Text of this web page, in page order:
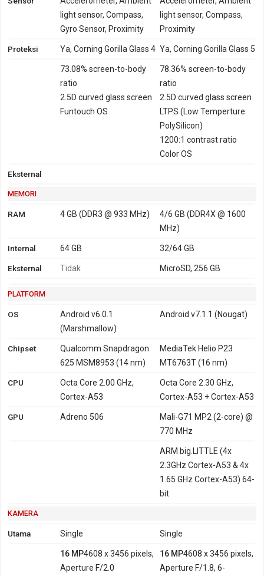
Kamera depan:2 Lensa (20 MP, Aperture F2.0, 1080p@30fps,
5-element lens, Sony IMX376 Exmor RS, pixel size 1.0 um,
sensor size 1/2.78 inch, HDR 8 MP, MP, )
Kamera utama: 1 Lensa (16 MP)
2160p@30fps
1 Lensa (20 MP, Aperture F/2.0,
1080p@30fps, sensor size 1/2.8 inch, 5-element lens, Face
Kapasitas baterai kedua perangkat berbeda, dengan rincian
sebagai berikut:
charging
: Li-ion 3200 mAh, tidak mendukung fast
charging.
Oppo F5
dipelajari melalui tabel perbandingan di bawah.
light sensor, Compass,
Gyro Sensor, Proximity
light sensor, Compass,
Proximity
Proteksi Ya, Corning Gorilla Glass 4 Ya, Corning Gorilla Glass 5
73.08% screen-to-body
ratio
2.5D curved glass screen
Funtouch OS
78.36% screen-to-body
ratio
2.5D curved glass screen
LTPS (Low Temperture
PolySilicon)
1200:1 contrast ratio
Color OS
Eksternal
MEMORI
RAM 4 GB (DDR3 @ 933 MHz)
4/6 GB (DDR4X @ 1600
MHz)
Internal 64 GB 32/64 GB
Eksternal Tidak MicroSD, 256 GB
PLATFORM
OS
Android v6.0.1
(Marshmallow)
Android v7.1.1 (Nougat)
Chipset
Qualcomm Snapdragon
625 MSM8953 (14 nm)
MediaTek Helio P23
MT6763T (16 nm)
CPU
Octa Core 2.00 GHz,
Cortex-A53
Octa Core 2.30 GHz,
Cortex-A53 + Cortex-A53
GPU Adreno 506
Mali-G71 MP2 (2-core) @
770 MHz
ARM big.LITTLE (4x
2.3GHz Cortex-A53 & 4x
1.65 GHz Cortex-A53) 64-
bit
KAMERA
Utama Single Single
16 MP4608 x 3456 pixels,
Aperture F/2.0
16 MP4608 x 3456 pixels,
Aperture F/1.8, 6-